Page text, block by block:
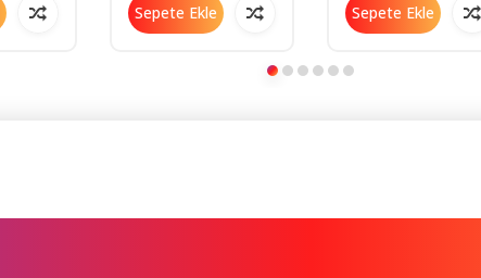
Sepete Ekle Sepete Ekle